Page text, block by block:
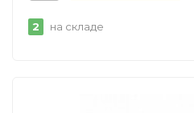
2 на складе